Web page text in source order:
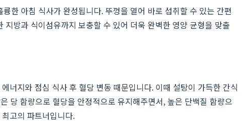
한 아침 식사가 완성됩니다. 뚜껑을 열어 바로 섭취할 수 있는 간편
방과 식이섬유까지 보충할 수 있어 더욱 완벽한 영양 균형을 맞출
너지와 점심 식사 후 혈당 변동 때문입니다. 이때 설탕이 가득한 간식
당 함량으로 혈당을 안정적으로 유지해주면서, 높은 단백질 함량으
고의 파트너입니다.